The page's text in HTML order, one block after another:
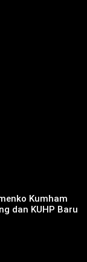
Kumham
dan KUHP Baru